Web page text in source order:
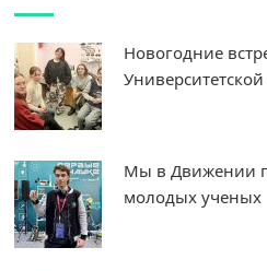
Новогодние
Мы в Движении
молодых ученых